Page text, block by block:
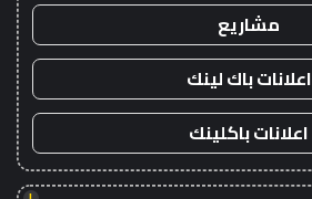
مشاريع
اعلانات باك لينك
اعلانات باكلينك